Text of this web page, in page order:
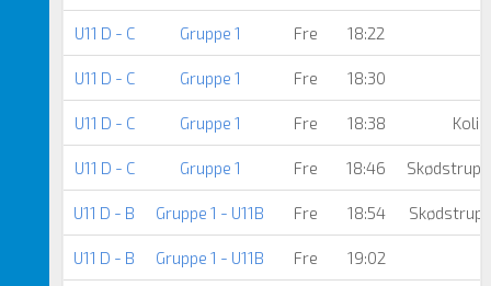
U11 D - C Gruppe 1 Fre 18:22
U11 D - C Gruppe 1 Fre 18:30
U11 D - C Gruppe 1 Fre 18:38
U11 D - C Gruppe 1 Fre 18:46 Skødstrup
U11 D - B Gruppe 1 - U11B Fre 18:54 Skødstrup
U11 D - B Gruppe 1 - U11B Fre 19:02